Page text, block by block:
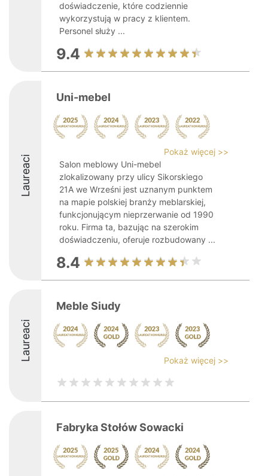
doświadczenie, które codziennie
wykorzystują w pracy z klientem.
Personel służy ...
9.4
Laureaci
Uni-mebel
Pokaż więcej >>
Salon meblowy Uni-mebel
zlokalizowany przy ulicy Sikorskiego
21A we Wrześni jest uznanym punktem
na mapie polskiej branży meblarskiej,
funkcjonującym nieprzerwanie od 1990
roku. Firma ta, bazując na szerokim
doświadczeniu, oferuje rozbudowany ...
8.4
Laureaci
Meble Siudy
Pokaż więcej >>
Fabryka Stołów Sowacki